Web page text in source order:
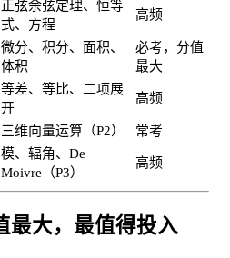
正弦余弦定理、恒等
式、方程
高频
微分、积分、面积、
体积
必考，分值
最大
等差、等比、二项展
开
高频
三维向量运算（P2）
常考
模、辐角、De
Moivre（P3）
高频
最大，最值得投入